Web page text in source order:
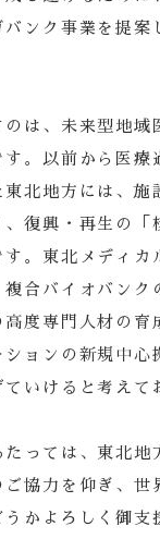
ンク事業を提案
は、未来型地域
す。以前から医療
東北地方には、施
復興・再生の「
す。東北メディカ
複合バイオバン
高度専門人材の
ションの新規中
いけると考えて
っては、東北
ご協力を仰ぎ、
うかよろしく御支